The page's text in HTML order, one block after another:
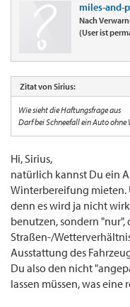
miles-and-
Nach
(User ist
Zitat von Sirius:
Wie sieht die Haftungsfrage aus
Darf bei Schneefall ein Auto
Hi, Sirius,
natürlich kannst Du ein
Winterbereifung mieten.
denn es wird ja nicht
benutzen, sondern "nur",
Straßen-/
Ausstattung des
Du also den nicht
lassen müssen, was